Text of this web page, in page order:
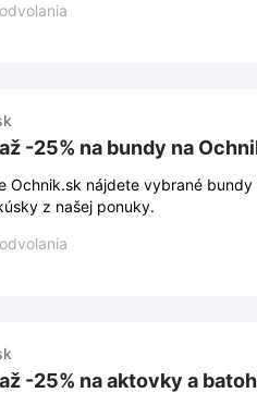
-25% na bundy na
Ochnik.sk nájdete vybrané
z našej ponuky.
-25% na aktovky a